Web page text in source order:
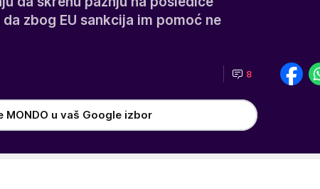
zbog EU sankcija im pomoć ne
8
MONDO u vaš Google izbor